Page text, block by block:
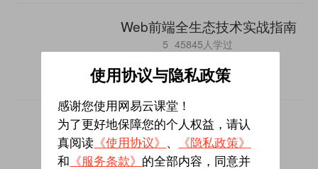
Web前端全生态技术实战指南
5 45845人学过
VIP 免费
Python开发21天入门必备
22427人学过
￥9.9
使用协议与隐私政策
感谢您使用网易云课堂！
为了更好地保障您的个人权益，请认
真阅读 《使用协议》 、
《隐私政策》
和 《服务条款》 的全部内容，同意并